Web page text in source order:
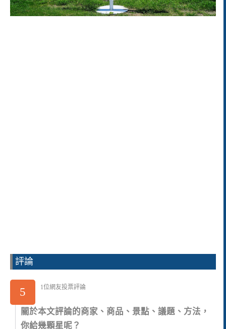
評論
5 1位網友投票評論
關於本文評論的商家、商品、景點、議題、方法，
你給幾顆星呢？